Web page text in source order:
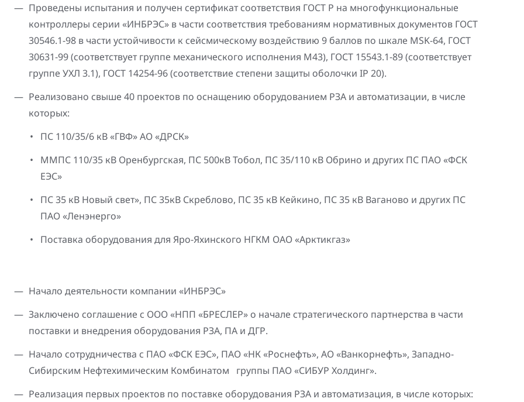
Проведены испытания и получен сертификат соответствия ГОСТ Р на многофункциональные
контроллеры серии «ИНБРЭС» в части соответствия требованиям нормативных документов ГОСТ
30546.1-98 в части устойчивости к сейсмическому воздействию 9 баллов по шкале MSK-64, ГОСТ
30631-99 (соответствует группе механического исполнения М43), ГОСТ 15543.1-89 (соответствует
группе УХЛ 3.1), ГОСТ 14254-96 (соответствие степени защиты оболочки IP 20).
Реализовано свыше 40 проектов по оснащению оборудованием РЗА и автоматизации, в числе
которых:
ПС 110/35/6 кВ «ГВФ» АО «ДРСК»
ММПС 110/35 кВ Оренбургская, ПС 500кВ Тобол, ПС 35/110 кВ Обрино и других ПС ПАО «ФСК
ЕЭС»
ПС 35 кВ Новый свет», ПС 35кВ Скреблово, ПС 35 кВ Кейкино, ПС 35 кВ Ваганово и других ПС
ПАО «Ленэнерго»
Поставка оборудования для Яро-Яхинского НГКМ ОАО «Арктикгаз»
Начало деятельности компании «ИНБРЭС»
Заключено соглашение с ООО «НПП «БРЕСЛЕР» о начале стратегического партнерства в части
поставки и внедрения оборудования РЗА, ПА и ДГР.
Начало сотрудничества с ПАО «ФСК ЕЭС», ПАО «НК «Роснефть», АО «Ванкорнефть», Западно-
Сибирским Нефтехимическим Комбинатом группы ПАО «СИБУР Холдинг».
Реализация первых проектов по поставке оборудования РЗА и автоматизация, в числе которых: